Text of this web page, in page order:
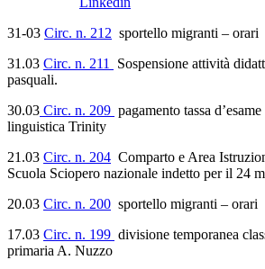
31-03 Circ. n. 212 sportello migranti – orari
31.03 Circ. n. 211
Sospensione attività
pasquali.
30.03 Circ. n. 209 pagamento tassa
linguistica Trinity
21.03 Circ. n. 204 Comparto e Area
Scuola Sciopero nazionale indetto per il 24
20.03 Circ. n. 200 sportello migranti – orari
17.03 Circ. n. 199 divisione temporanea
primaria A. Nuzzo